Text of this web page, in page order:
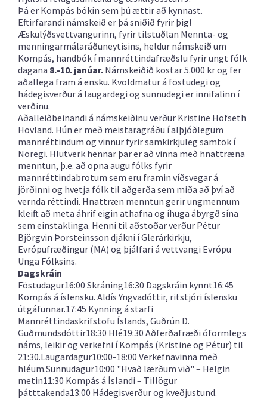
Þá er Kompás bókin sem þú ættir að kynnast.
Eftirfarandi námskeið er þá sniðið fyrir þig!
Æskulýðsvettvangurinn, fyrir tilstuðlan Mennta- og
menningarmálaráðuneytisins, heldur námskeið um
Kompás, handbók í mannréttindafræðslu fyrir ungt fólk
dagana 8.-10. janúar. Námskeiðið kostar 5.000 kr og fer
aðallega fram á ensku. Kvöldmatur á föstudegi og
hádegisverður á laugardegi og sunnudegi er innifalinn í
verðinu.
Aðalleiðbeinandi á námskeiðinu verður Kristine Hofseth
Hovland. Hún er með meistaragráðu í alþjóðlegum
mannréttindum og vinnur fyrir samkirkjuleg samtök í
Noregi. Hlutverk hennar þar er að vinna með hnattræna
menntun, þ.e. að opna augu fólks fyrir
mannréttindabrotum sem eru framin víðsvegar á
jörðinni og hvetja fólk til aðgerða sem miða að því að
vernda réttindi. Hnattræn menntun gerir ungmennum
kleift að meta áhrif eigin athafna og íhuga ábyrgð sína
sem einstaklinga. Henni til aðstoðar verður Pétur
Björgvin Þorsteinsson djákni í Glerárkirkju,
Evrópufræðingur (MA) og þjálfari á vettvangi Evrópu
Unga Fólksins.
Dagskráin
Föstudagur16:00 Skráning16:30 Dagskráin kynnt16:45
Kompás á íslensku. Aldís Yngvadóttir, ritstjóri íslensku
útgáfunnar.17:45 Kynning á starfi
Mannréttindaskrifstofu Íslands, Guðrún D.
Guðmundsdóttir18:30 Hlé19:30 Aðferðafræði óformlegs
náms, leikir og verkefni í Kompás (Kristine og Pétur) til
21:30.Laugardagur10:00-18:00 Verkefnavinna með
hléum.Sunnudagur10:00 "Hvað lærðum við" – Helgin
metin11:30 Kompás á Íslandi – Tillögur
þátttakenda13:00 Hádegisverður og kveðjustund.